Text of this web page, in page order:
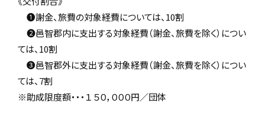
❶謝金、旅費の対象経費については、10割
❷邑智郡内に支出する対象経費（謝金、旅費を除く）につい
ては、10割
❸邑智郡外に支出する対象経費（謝金、旅費を除く）につい
ては、7割
※助成限度額・・・１ ５０，０００円／団体